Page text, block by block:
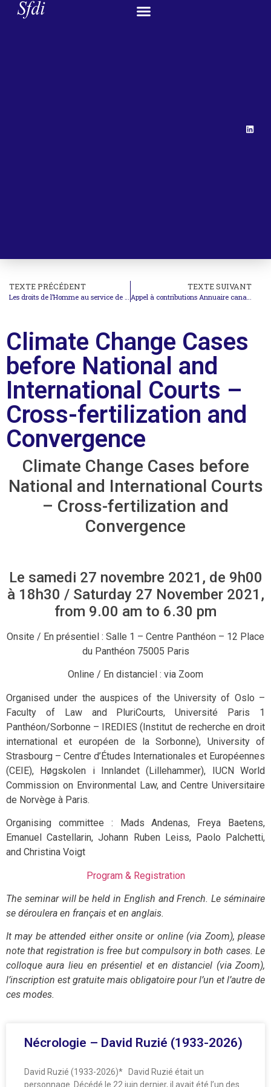
TEXTE PRÉCÉDENT TEXTE SUIVANT
Climate Change Cases
before National and
International Courts –
Cross-fertilization and
Convergence
Climate Change Cases before
National and International Courts
– Cross-fertilization and
Convergence
Le samedi 27 novembre 2021, de 9h00
à 18h30 / Saturday 27 November 2021,
from 9.00 am to 6.30 pm
Onsite / En présentiel : Salle 1 – Centre Panthéon – 12 Place
du Panthéon 75005 Paris
Online / En distanciel : via Zoom
Organised under the auspices of the University of Oslo –
Faculty of Law and PluriCourts, Université Paris 1
Panthéon/Sorbonne – IREDIES (Institut de recherche en droit
international et européen de la Sorbonne), University of
Strasbourg – Centre d’Études Internationales et Européennes
(CEIE), Høgskolen i Innlandet (Lillehammer), IUCN World
Commission on Environmental Law, and Centre Universitaire
de Norvège à Paris.
Organising committee : Mads Andenas, Freya Baetens,
Emanuel Castellarin, Johann Ruben Leiss, Paolo Palchetti,
and Christina Voigt
Program & Registration
The seminar will be held in English and French. Le séminaire
se déroulera en français et en anglais.
It may be attended either onsite or online (via Zoom), please
note that registration is free but compulsory in both cases. Le
colloque aura lieu en présentiel et en distanciel (via Zoom),
l’inscription est gratuite mais obligatoire pour l’un et l’autre de
ces modes.
Nécrologie – David Ruzié (1933-2026)
David Ruzié (1933-2026)* David Ruzié était un
personnage. Décédé le 22 juin dernier, il avait été l’un des